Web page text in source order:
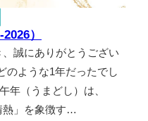
）
誠にありがとうござい
のような1年だったでし
年（うまどし）は、
熱」を象徴す…